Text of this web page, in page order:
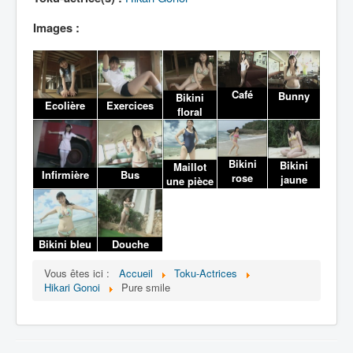
Images :
Ecolière Exercices
Bikini
floral
Café Bunny
Infirmière Bus
Maillot
une pièce
Bikini
rose
Bikini
jaune
Bikini bleu
Douche
Vous êtes ici :
Accueil
Toku-Actrices
Hikari Gonoi
Pure smile